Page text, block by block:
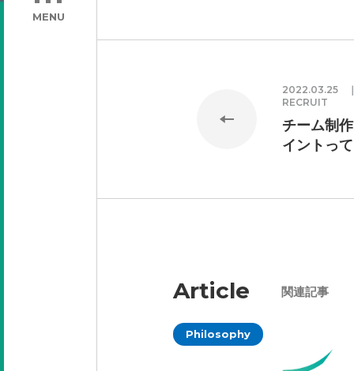
MENU
2022.03.25
RECRUIT
チーム制
イントっ
Article 関連記事
Philosophy